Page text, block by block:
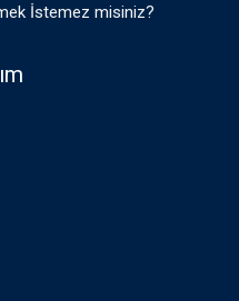
İstemez misiniz?